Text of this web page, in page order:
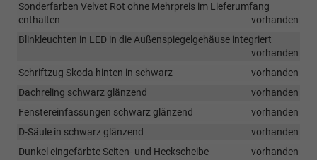
Sonderfarben Velvet Rot ohne Mehrpreis im Lieferumfang
enthalten
vorhanden
Blinkleuchten in LED in die Außenspiegelgehäuse integriert
vorhanden
Schriftzug Skoda hinten in schwarz
vorhanden
Dachreling schwarz glänzend
vorhanden
Fenstereinfassungen schwarz glänzend
vorhanden
D-Säule in schwarz glänzend
vorhanden
Dunkel eingefärbte Seiten- und Heckscheibe
vorhanden